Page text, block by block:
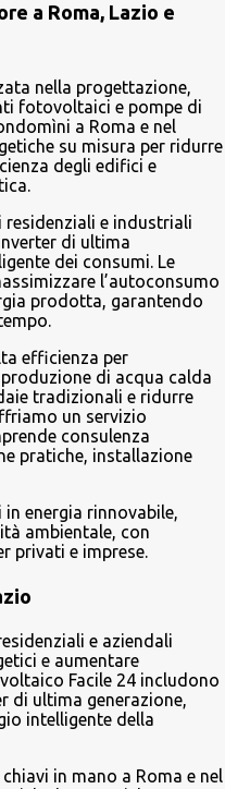
a Roma, Lazio e
nella progettazione,
fotovoltaici e pompe di
a Roma e nel
su misura per ridurre
degli edifici e
e industriali
di ultima
dei consumi. Le
l’autoconsumo
prodotta, garantendo
efficienza per
di acqua calda
tradizionali e ridurre
un servizio
consulenza
pratiche, installazione
energia rinnovabile,
ambientale, con
privati e imprese.
e aziendali
e aumentare
Facile 24 includono
di ultima generazione,
intelligente della
in mano a Roma e nel